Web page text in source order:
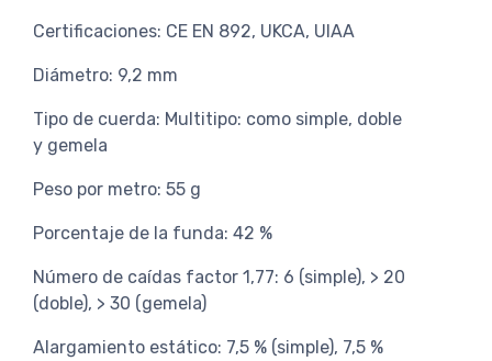
Certificaciones: CE EN 892, UKCA, UIAA
Diámetro: 9,2 mm
Tipo de cuerda: Multitipo: como simple, doble
y gemela
Peso por metro: 55 g
Porcentaje de la funda: 42 %
Número de caídas factor 1,77: 6 (simple), > 20
(doble), > 30 (gemela)
Alargamiento estático: 7,5 % (simple), 7,5 %